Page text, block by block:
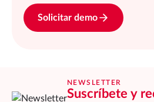
Solicitar demo
NEWSLETTER
Suscríbete y